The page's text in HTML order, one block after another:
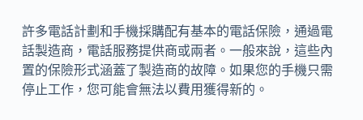
許多電話計劃和手機採購配有基本的電話保險，通過電
話製造商，電話服務提供商或兩者。一般來說，這些內
置的保險形式涵蓋了製造商的故障。如果您的手機只需
停止工作，您可能會無法以費用獲得新的。